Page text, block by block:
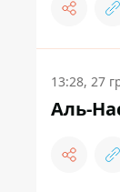
13:28, 27
Аль-